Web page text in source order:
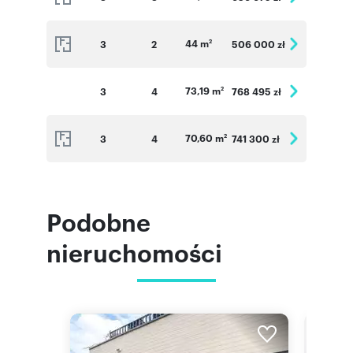
3 2 44 m2 506 000 zł
3 4 73,19 m2 768 495 zł
3 4 70,60 m2 741 300 zł
Podobne
nieruchomości